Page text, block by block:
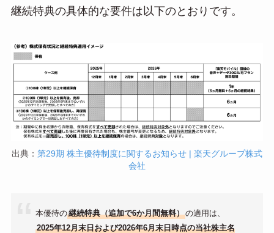
継続特典の具体的な要件は以下のとおりです。
出典： 第29期 株主優待制度に関するお知らせ | 楽天グループ株式
会社
本優待の継続特典（追加で6か月間無料）の適用は、
2025年12月末日および2026年6月末日時点の当社株主名